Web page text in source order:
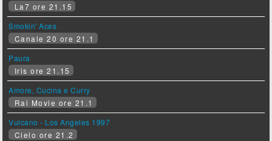
La7 ore 21.15
Smokin' Aces
Canale 20 ore 21.1
Paura
Iris ore 21.15
Amore, Cucina e Curry
Rai Movie ore 21.1
Vulcano - Los Angeles 1997
Cielo ore 21.2